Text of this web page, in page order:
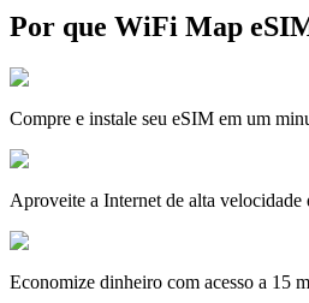
Por que WiFi Map
Compre e instale seu eSIM em um
Aproveite a Internet de alta velocidade
Economize dinheiro com acesso a 15